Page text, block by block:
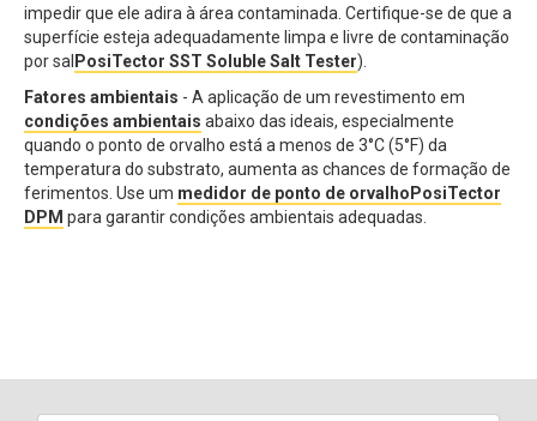
impedir que ele adira à área contaminada. Certifique-se de que a
superfície esteja adequadamente limpa e livre de contaminação
por sal PosiTector SST Soluble Salt Tester).
Fatores ambientais - A aplicação de um revestimento em
condições ambientais abaixo das ideais, especialmente
quando o ponto de orvalho está a menos de 3°C (5°F) da
temperatura do substrato, aumenta as chances de formação de
ferimentos. Use um medidor de ponto de orvalhoPosiTector
DPM para garantir condições ambientais adequadas.